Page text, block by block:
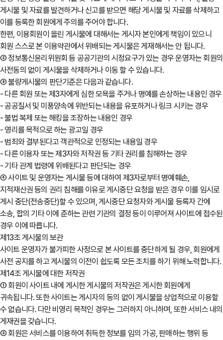
게시물 및 자료를 발견하거나 신고를 받으면 해당 게시물 및 자료를 삭제하고
이를 등록한 회원에게 주의를 주어야 합니다.
한편, 이용회원이 올린 게시물에 대해서는 게시자 본인에게 책임이 있으니
회원 스스로 본 이용약관에서 위배되는 게시물은 게재해서는 안 됩니다.
② 정보통신윤리위원회 등 공공기관의 시정요구가 있는 경우 운영자는 회원의
사전동의 없이 게시물을 삭제하거나 이동 할 수 있습니다.
③ 불량게시물의 판단기준은 다음과 같습니다.
- 다른 회원 또는 제3자에게 심한 모욕을 주거나 명예를 손상하는 내용인 경우
- 공공질서 및 미풍양속에 위반되는 내용을 유포하거나 링크 시키는 경우
- 불법 복제 또는 해킹을 조장하는 내용인 경우
- 영리를 목적으로 하는 광고일 경우
- 범죄와 결부된다고 객관적으로 인정되는 내용일 경우
- 다른 이용자 또는 제3자와 저작권 등 기타 권리를 침해하는 경우
- 기타 관계 법령에 위배된다고 판단되는 경우
④ 사이트 및 운영자는 게시물 등에 대하여 제3자로부터 명예훼손,
지적재산권 등의 권리 침해를 이유로 게시중단 요청을 받은 경우 이를 임시로
게시 중단(전송중단)할 수 있으며, 게시중단 요청자와 게시물 등록자 간에
소송, 합의 기타 이에 준하는 관련 기관의 결정 등이 이루어져 사이트에 접수된
경우 이에 따릅니다.
제13조 게시물의 보관
사이트 운영자가 불가피한 사정으로 본 사이트를 중단하게 될 경우, 회원에게
사전 공지를 하고 게시물의 이전이 쉽도록 모든 조치를 하기 위해 노력합니다.
제14조 게시물에 대한 저작권
① 회원이 사이트 내에 게시한 게시물의 저작권은 게시한 회원에게
귀속됩니다. 또한 사이트는 게시자의 동의 없이 게시물을 상업적으로 이용할
수 없습니다. 다만 비영리 목적인 경우는 그러하지 아니하며, 또한 서비스 내의
게재권을 갖습니다.
② 회원은 서비스를 이용하여 취득한 정보를 임의 가공, 판매하는 행위 등